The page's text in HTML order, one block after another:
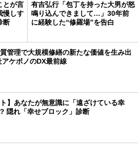
とが言
慢しす
断
有吉弘行「包丁を持った大男が怒
鳴り込んできまして…」30年前
に経験した“修羅場”を告白
管理で大規模修繕の新たな価値を生み出
ケボノのDX最前線
ト】あなたが無意識に「遠ざけている幸
隠れ「幸せブロック」診断